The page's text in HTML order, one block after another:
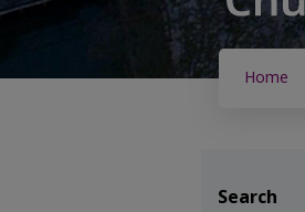
Home
Search